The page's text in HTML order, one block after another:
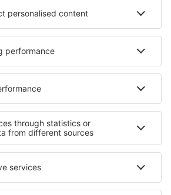
Airport (AOL)
Pierrestegui (COC)
(RCQ)
(RDS)
Germano (AFA)